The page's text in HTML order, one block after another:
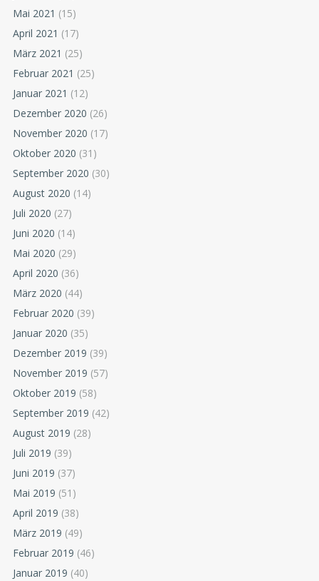
Mai 2021 (15)
April 2021 (17)
März 2021 (25)
Februar 2021 (25)
Januar 2021 (12)
Dezember 2020 (26)
November 2020 (17)
Oktober 2020 (31)
September 2020 (30)
August 2020 (14)
Juli 2020 (27)
Juni 2020 (14)
Mai 2020 (29)
April 2020 (36)
März 2020 (44)
Februar 2020 (39)
Januar 2020 (35)
Dezember 2019 (39)
November 2019 (57)
Oktober 2019 (58)
September 2019 (42)
August 2019 (28)
Juli 2019 (39)
Juni 2019 (37)
Mai 2019 (51)
April 2019 (38)
März 2019 (49)
Februar 2019 (46)
Januar 2019 (40)